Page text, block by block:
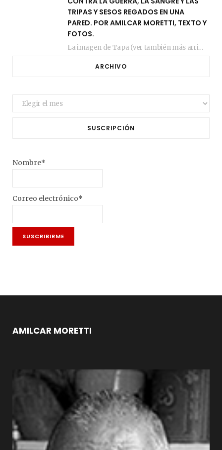
TRIPAS Y SESOS REGADOS EN UNA
PARED. POR AMILCAR MORETTI, TEXTO Y
FOTOS.
La imagen de Tapa (ver también más arriba) fue compuesta en estos días de febrero…
ARCHIVO
Archivo
SUSCRIPCIÓN
Nombre*
Correo electrónico*
AMILCAR MORETTI